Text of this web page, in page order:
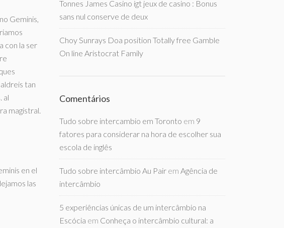
Geminis,
con la ser
tan
al
magistral.
en el
las
Tonnes James Casino igt jeux de casino : Bonus
sans nul conserve de deux
Choy Sunrays Doa position Totally free Gamble
On line Aristocrat Family
Comentários
Tudo sobre intercambio em Toronto em 9
fatores para considerar na hora de escolher sua
escola de inglês
Tudo sobre intercâmbio Au Pair em Agência de
intercâmbio
5 experiências únicas de um intercâmbio na
Escócia em Conheça o intercâmbio cultural: a